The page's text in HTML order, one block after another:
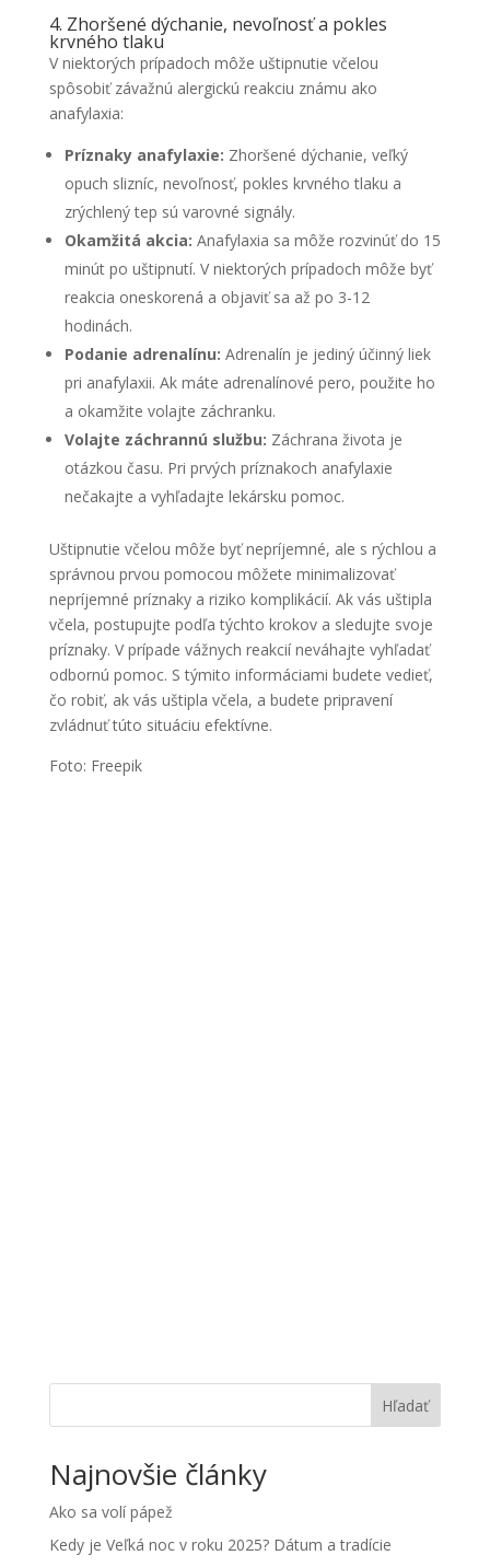
4. Zhoršené dýchanie, nevoľnosť a pokles
krvného tlaku
V niektorých prípadoch môže uštipnutie včelou
spôsobiť závažnú alergickú reakciu známu ako
anafylaxia:
Príznaky anafylaxie: Zhoršené dýchanie, veľký
opuch slizníc, nevoľnosť, pokles krvného tlaku a
zrýchlený tep sú varovné signály.
Okamžitá akcia: Anafylaxia sa môže rozvinúť do 15
minút po uštipnutí. V niektorých prípadoch môže byť
reakcia oneskorená a objaviť sa až po 3-12
hodinách.
Podanie adrenalínu: Adrenalín je jediný účinný liek
pri anafylaxii. Ak máte adrenalínové pero, použite ho
a okamžite volajte záchranku.
Volajte záchrannú službu: Záchrana života je
otázkou času. Pri prvých príznakoch anafylaxie
nečakajte a vyhľadajte lekársku pomoc.
Uštipnutie včelou môže byť nepríjemné, ale s rýchlou a
správnou prvou pomocou môžete minimalizovať
nepríjemné príznaky a riziko komplikácií. Ak vás uštipla
včela, postupujte podľa týchto krokov a sledujte svoje
príznaky. V prípade vážnych reakcií neváhajte vyhľadať
odbornú pomoc. S týmito informáciami budete vedieť,
čo robiť, ak vás uštipla včela, a budete pripravení
zvládnuť túto situáciu efektívne.
Foto: Freepik
Hľadať
Najnovšie články
Ako sa volí pápež
Kedy je Veľká noc v roku 2025? Dátum a tradície